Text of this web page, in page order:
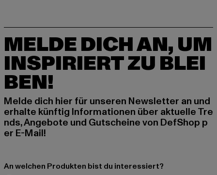
MELDE DICH AN, UM
INSPIRIERT ZU BLEI
BEN!
Melde dich hier für unseren Newsletter an und
erhalte künftig Informationen über aktuelle Tre
nds, Angebote und Gutscheine von DefShop p
er E-Mail!
An welchen Produkten bist du interessiert?